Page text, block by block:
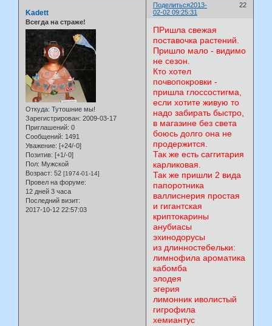
Поделиться 22
2013-
02-02 09:25:31
Kadett
Всегда на страже!
Откуда: Тутошние мы!
Зарегистрирован: 2009-03-17
Приглашений: 0
Сообщений: 1491
Уважение: [+24/-0]
Позитив: [+1/-0]
Пол: Мужской
Возраст: 52 [1974-01-14]
Провел на форуме:
12 дней 3 часа
Последний визит:
2017-10-12 22:57:03
ПРишла свежая
поставочка растений.
Пришло мало - видимо
не сезон.
Кто хотел
почвопокровки -
пришла глоссостигма,
если хотите живую то
надо забирать быстро,
в магазине без света
боюсь долго она не
продержится.
Так же есть саггитария
карликовая.
Так же пришли 2 вида
папоротника
валлиснерия простая
и гигантская
криптокарины
анубиасы
эхинодорусы
из длинностебельки:
лимнофила ароматика
кабомба
элодея
эгерия
лимонник иволистый
гигрофила
хемиантус